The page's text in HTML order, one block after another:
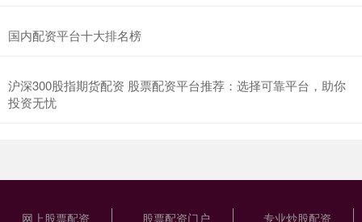
国内配资平台十大排名榜
沪深300股指期货配资 股票配资平台推荐：选择可靠平台，助你
投资无忧
网上股票配资 股票配资门户 专业炒股配资